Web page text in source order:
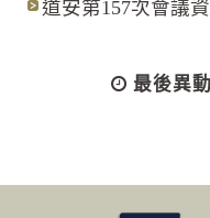
道安第157次會議
最後異